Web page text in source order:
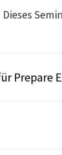
Dieses
Prepare